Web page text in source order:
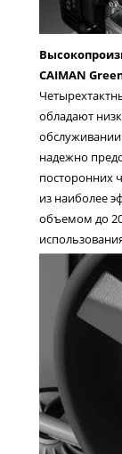
CAIMAN
обладают
надежно
посторонних
из наиболее
объемом до